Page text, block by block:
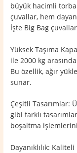
büyük hacimli
çuvallar, hem
İşte Big Bag
Yüksek Taşıma
ile 2000 kg
Bu özellik, ağır
sunar.
Çeşitli Tasarımlar:
gibi farklı
boşaltma
Dayanıklılık: